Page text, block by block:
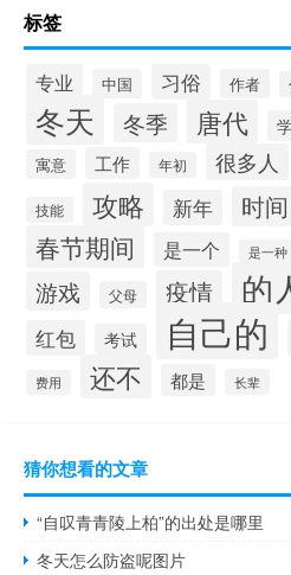
标签
专业 中国 习俗 作者
冬天 冬季 唐代
寓意 工作 年初 很多人
技能 攻略 新年 时间
春节期间 是一个 是一种
游戏 父母 疫情 的
红包 考试 自己的
费用 还不 都是 长辈
猜你想看的文章
“自叹青青陵上柏”的出处是哪里
冬天怎么防盗呢图片